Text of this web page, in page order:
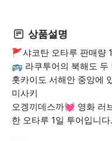
상품설명
🚩샤코탄 오타루 판매량
🚌 라쿠투어의 북해도
홋카이도 서해안 중앙에
미사키
오겡끼데스까💓 영화 러
한 오타루 1일 투어입니다.